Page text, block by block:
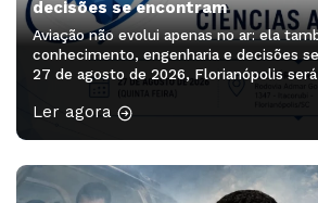
decisões se encontram
Aviação não evolui apenas no ar: ela
conhecimento, engenharia e decisões
27 de agosto de 2026, Florianópolis
de profissionais, pesquisadores,
que ajudam a pensar os próximos
Ler agora